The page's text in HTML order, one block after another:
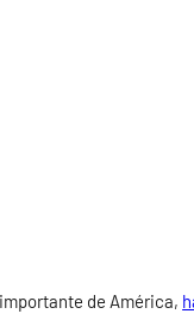
de América,